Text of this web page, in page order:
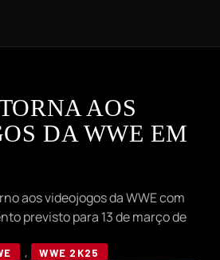
AOS
DA WWE EM
aos videojogos da WWE com
previsto para 13 de março de
, WWE 2K25